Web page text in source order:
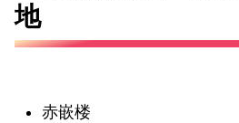
地
赤嵌楼